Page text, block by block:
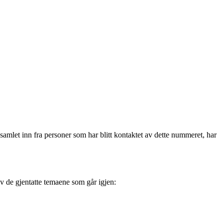
inn fra personer som har blitt kontaktet av dette nummeret, har
gjentatte temaene som går igjen: